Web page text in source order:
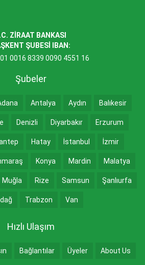
ZİRAAT BANKASI
ŞUBESİ IBAN:
0016 8339 0090 4551 16
Şubeler
Antalya Aydın Balıkesir
Denizli Diyarbakır Erzurum
Hatay İstanbul İzmir
Konya Mardin Malatya
Muğla Rize Samsun Şanlıurfa
Trabzon Van
Hızlı Ulaşım
Bağlantılar Üyeler About Us